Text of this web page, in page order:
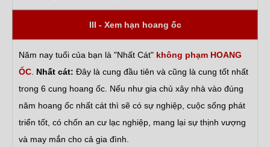
III - Xem hạn hoang ốc
Năm nay tuổi của bạn là "Nhất Cát" không phạm HOANG
ỐC Nhất cát: Đây là cung đầu tiên và cũng là cung tốt nhất
trong 6 cung hoang ốc. Nếu như gia chủ xây nhà vào đúng
năm hoang ốc nhất cát thì sẽ có sự nghiệp, cuộc sống phát
triển tốt, có chốn an cư lạc nghiệp, mang lại sự thịnh vượng
và may mắn cho cả gia đình.